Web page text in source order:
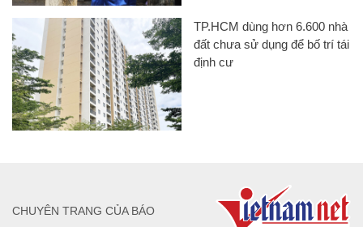
TP.HCM dùng hơn 6.600 nhà
đất chưa sử dụng để bố trí tái
định cư
CHUYÊN TRANG CỦA BÁO